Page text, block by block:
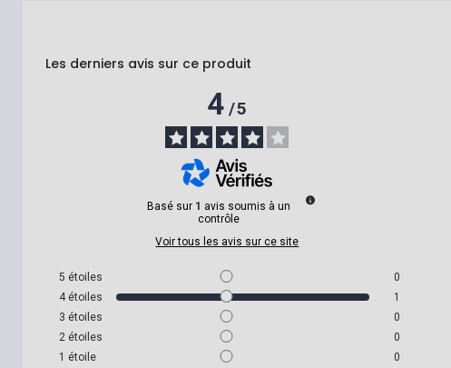
Les derniers avis sur ce produit
4/5
Basé sur 1 avis soumis à un
contrôle
Voir tous les avis sur ce site
5 étoiles
0
4 étoiles
1
3 étoiles
0
2 étoiles
0
1 étoile 0